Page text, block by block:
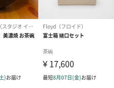
います。予めご了承くださ
ます。